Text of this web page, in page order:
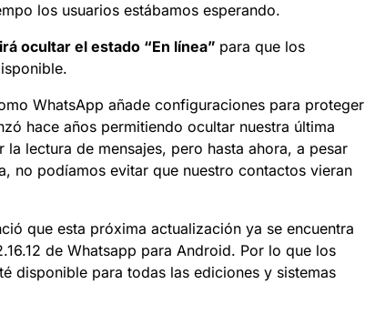
los usuarios estábamos esperando.
ocultar el estado “En línea” para que los
WhatsApp añade configuraciones para proteger
hace años permitiendo ocultar nuestra última
lectura de mensajes, pero hasta ahora, a pesar
no podíamos evitar que nuestro contactos vieran
que esta próxima actualización ya se encuentra
de Whatsapp para Android. Por lo que los
disponible para todas las ediciones y sistemas